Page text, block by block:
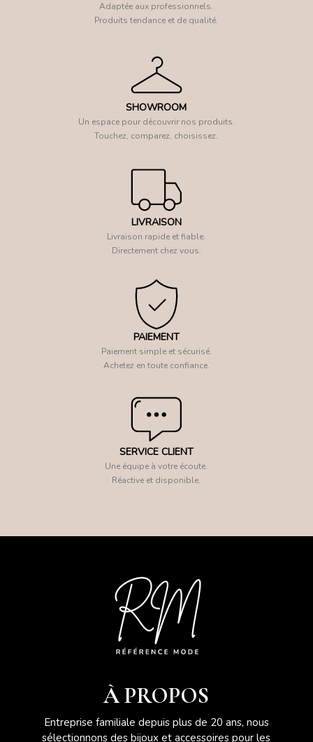
Adaptée aux professionnels.
Produits tendance et de qualité.
SHOWROOM
Un espace pour découvrir nos produits.
Touchez, comparez, choisissez.
LIVRAISON
Livraison rapide et fiable.
Directement chez vous.
PAIEMENT
Paiement simple et sécurisé.
Achetez en toute confiance.
SERVICE CLIENT
Une équipe à votre écoute.
Réactive et disponible.
À PROPOS
Entreprise familiale depuis plus de 20 ans, nous
sélectionnons des bijoux et accessoires pour les